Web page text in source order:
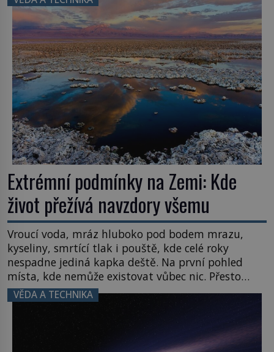
užitečná rostlina provází člověka už tisíce let.
Většina lidí vnímá rákos jen jako obyčejnou kulisu
letního koupání. Stačí se však podívat […]
Extrémní podmínky na Zemi: Kde
život přežívá navzdory všemu
Vroucí voda, mráz hluboko pod bodem mrazu,
kyseliny, smrtící tlak i pouště, kde celé roky
nespadne jediná kapka deště. Na první pohled
místa, kde nemůže existovat vůbec nic. Přesto
právě tady vědci objevují organismy, které
posouvají hranice života. Každý nový nález mění
naše představy o tom, co všechno dokáže příroda a
napovídá, kde bychom jednou […]
VĚDA A TECHNIKA